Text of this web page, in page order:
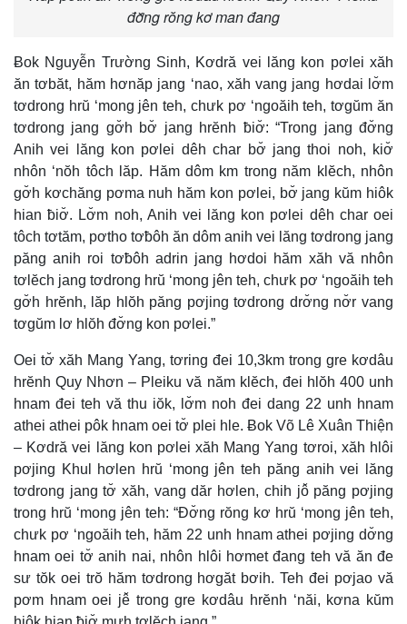
đơ̆ng rŏng kơ man đang
Ƀok Nguyễn Trường Sinh, Kơdră vei lăng kon pơlei xăh
ăn tơbăt, hăm hơnăp jang ‘nao, xăh vang jang hơdai lơ̆m
tơdrong hrŭ ‘mong jên teh, chưk pơ ‘ngoăih teh, tơgŭm ăn
tơdrong jang gơ̆h bơ̆ jang hrĕnh ƀiơ̆: “Trong jang đơ̆ng
Anih vei lăng kon pơlei dêh char bơ̆ jang thoi noh, kiơ̆
nhôn ‘nŏh tôch lăp. Hăm dôm km trong năm klĕch, nhôn
gơ̆h kơchăng pơma nuh hăm kon pơlei, bơ̆ jang kŭm hiôk
hian ƀiơ̆. Lơ̆m noh, Anih vei lăng kon pơlei dêh char oei
tôch tơtăm, pơtho tơƀôh ăn dôm anih vei lăng tơdrong jang
păng anih roi tơƀôh adrin jang hơdoi hăm xăh vă nhôn
tơlĕch jang tơdrong hrŭ ‘mong jên teh, chưk pơ ‘ngoăih teh
gơ̆h hrĕnh, lăp hlŏh păng pơjing tơdrong drơ̆ng nơ̆r vang
tơgŭm lơ hlŏh đơ̆ng kon pơlei.”
Oei tơ̆ xăh Mang Yang, tơring đei 10,3km trong gre kơdâu
hrĕnh Quy Nhơn – Pleiku vă năm klĕch, đei hlŏh 400 unh
hnam đei teh vă thu iŏk, lơ̆m noh đei dang 22 unh hnam
athei athei pôk hnam oei tơ̆ plei hle. Ƀok Võ Lê Xuân Thiện
– Kơdră vei lăng kon pơlei xăh Mang Yang tơroi, xăh hlôi
pơjing Khul hơlen hrŭ ‘mong jên teh păng anih vei lăng
tơdrong jang tơ̆ xăh, vang dăr hơlen, chih jô̆ păng pơjing
trong hrŭ ‘mong jên teh: “Đơ̆ng rŏng kơ hrŭ ‘mong jên teh,
chưk pơ ‘ngoăih teh, hăm 22 unh hnam athei pơjing dơ̆ng
hnam oei tơ̆ anih nai, nhôn hlôi hơmet đang teh vă ăn đe
sư tŏk oei trŏ hăm tơdrong hơgăt bơih. Teh đei pơjao vă
pơm hnam oei jê̆ trong gre kơdâu hrĕnh ‘năi, kơna kŭm